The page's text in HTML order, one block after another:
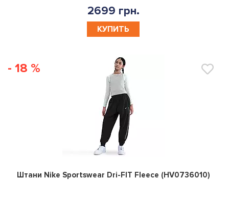
2699 грн.
КУПИТЬ
- 18 %
0
Штани Nike Sportswear Dri-FIT Fleece (HV0736010)